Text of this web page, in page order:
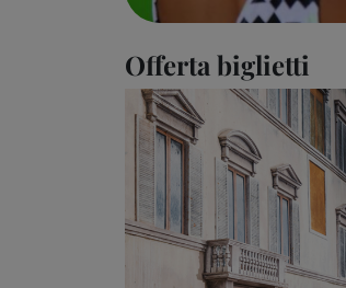
Offerta biglietti